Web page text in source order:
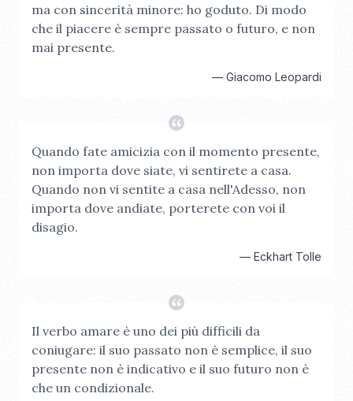
ma con sincerità minore: ho goduto. Di modo
che il piacere è sempre passato o futuro, e non
mai presente.
— Giacomo Leopardi
Quando fate amicizia con il momento presente,
non importa dove siate, vi sentirete a casa.
Quando non vi sentite a casa nell'Adesso, non
importa dove andiate, porterete con voi il
disagio.
— Eckhart Tolle
Il verbo amare è uno dei più difficili da
coniugare: il suo passato non è semplice, il suo
presente non è indicativo e il suo futuro non è
che un condizionale.